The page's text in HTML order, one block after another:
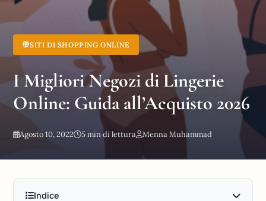
SITI DI SHOPPING ONLINE
I Migliori Negozi di Lingerie
Online: Guida all’Acquisto 2026
Agosto 10, 2022 5 min di lettura Menna Muhammad
Indice